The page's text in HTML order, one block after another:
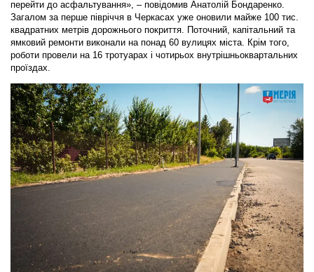
перейти до асфальтування», – повідомив Анатолій Бондаренко.
Загалом за перше півріччя в Черкасах уже оновили майже 100 тис.
квадратних метрів дорожнього покриття. Поточний, капітальний та
ямковий ремонти виконали на понад 60 вулицях міста. Крім того,
роботи провели на 16 тротуарах і чотирьох внутрішньоквартальних
проїздах.